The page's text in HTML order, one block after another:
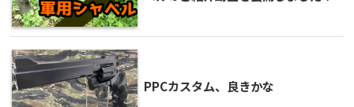
PPCカスタム、良きかな